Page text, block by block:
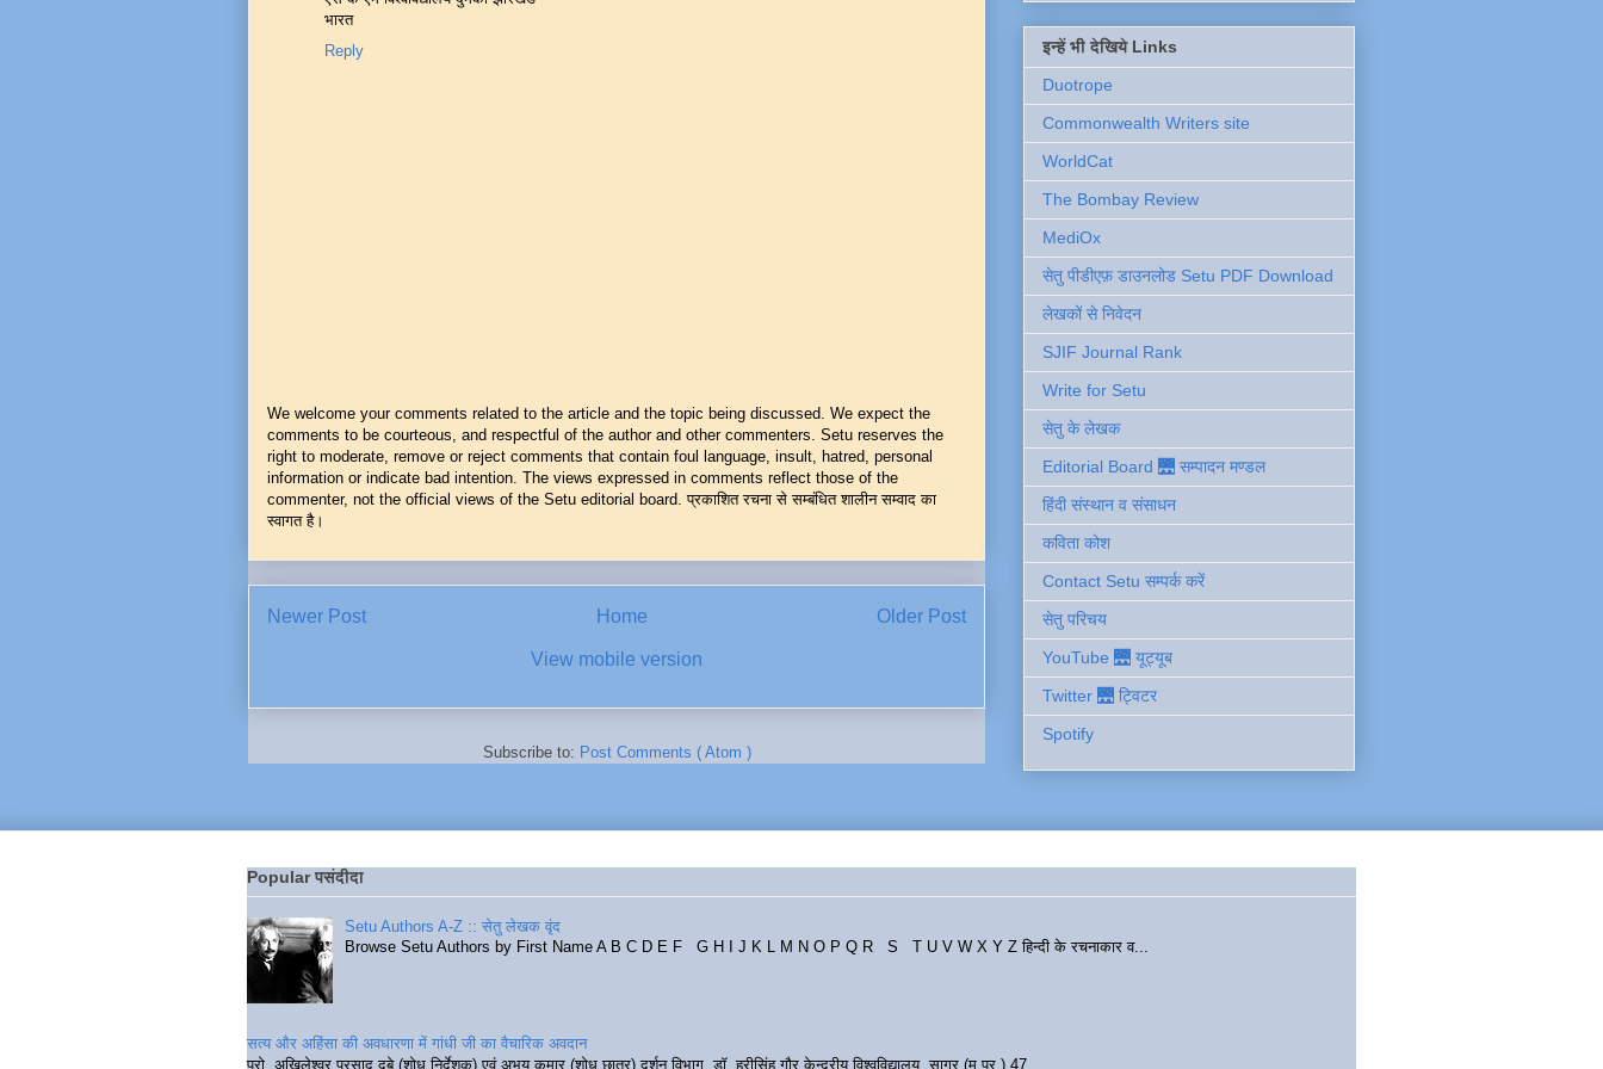
भारत
Reply
We welcome your comments related to the article and the topic being discussed. We expect the
comments to be courteous, and respectful of the author and other commenters. Setu reserves the
right to moderate, remove or reject comments that contain foul language, insult, hatred, personal
information or indicate bad intention. The views expressed in comments reflect those of the
commenter, not the official views of the Setu editorial board. प्रकाशित रचना से सम्बंधित शालीन सम्वाद का
स्वागत है।
Newer Post Older Post
Home
View mobile version
Subscribe to: Post Comments ( Atom )
इन्हें भी देखिये Links
Duotrope
Commonwealth Writers site
WorldCat
The Bombay Review
MediOx
सेतु पीडीएफ़ डाउनलोड Setu PDF Download
लेखकों से निवेदन
SJIF Journal Rank
Write for Setu
सेतु के लेखक
Editorial Board 🌉 सम्पादन मण्डल
हिंदी संस्थान व संसाधन
कविता कोश
Contact Setu सम्पर्क करें
सेतु परिचय
YouTube 🌉 यूट्यूब
Twitter 🌉 ट्विटर
Spotify
Popular पसंदीदा
Setu Authors A-Z :: सेतु लेखक वृंद
Browse Setu Authors by First Name A B C D E F G H I J K L M N O P Q R S T U V W X Y Z हिन्दी के रचनाकार व...
सत्य और अहिंसा की अवधारणा में गांधी जी का वैचारिक अवदान
प्रो. अखिलेश्वर प्रसाद दुबे (शोध निर्देशक) एवं अभय कुमार (शोध छात्र) दर्शन विभाग, डॉ. हरीसिंह गौर केन्द्रीय विश्वविद्यालय, सागर (म.प्र.) 47...